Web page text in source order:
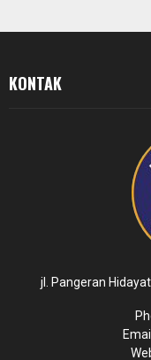
KONTAK
jl. Pangeran